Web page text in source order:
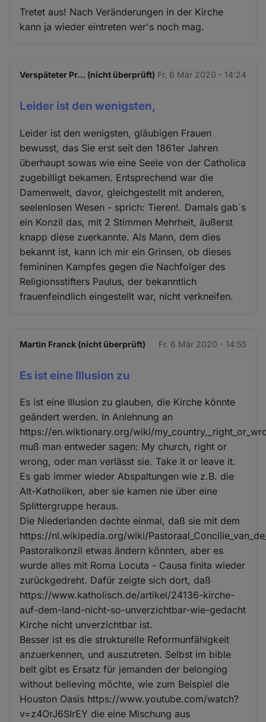
Tretet aus! Nach Veränderungen in der Kirche
kann ja wieder eintreten wer's noch mag.
Verspäteter Pr… (nicht überprüft) Fr. 6 Mär 2020 - 14:24
Leider ist den wenigsten,
Leider ist den wenigsten, gläubigen Frauen
bewusst, das Sie erst seit den 1861er Jahren
überhaupt sowas wie eine Seele von der Catholica
zugebilligt bekamen. Entsprechend war die
Damenwelt, davor, gleichgestellt mit anderen,
seelenlosen Wesen - sprich: Tieren!. Damals gab´s
ein Konzil das, mit 2 Stimmen Mehrheit, äußerst
knapp diese zuerkannte. Als Mann, dem dies
bekannt ist, kann ich mir ein Grinsen, ob dieses
femininen Kampfes gegen die Nachfolger des
Religionsstifters Paulus, der bekanntlich
frauenfeindlich eingestellt war, nicht verkneifen.
Martin Franck (nicht überprüft) Fr. 6 Mär 2020 - 14:55
Es ist eine Illusion zu
Es ist eine Illusion zu glauben, die Kirche könnte
geändert werden. In Anlehnung an
https://en.wiktionary.org/wiki/
muß man entweder sagen: My church, right or
wrong, oder man verlässt sie. Take it or leave it.
Es gab immer wieder Abspaltungen wie z.B. die
Alt-Katholiken, aber sie kamen nie über eine
Splittergruppe heraus.
Die Niederlanden dachte einmal, daß sie mit dem
https://nl.wikipedia.org/wiki/
Pastoralkonzil etwas ändern könnten, aber es
wurde alles mit Roma Locuta - Causa finita wieder
zurückgedreht. Dafür zeigte sich dort, daß
https://www.katholisch.de/artikel/24136-kirche-
auf-dem-land-nicht-so-unverzichtbar-wie-gedacht
Kirche nicht unverzichtbar ist.
Besser ist es die strukturelle Reformunfähigkeit
anzuerkennen, und auszutreten. Selbst im bible
belt gibt es Ersatz für jemanden der belonging
without believing möchte, wie zum Beispiel die
Houston Oasis https://www.youtube.com/watch?
v=z4OrJ6SIrEY die eine Mischung aus